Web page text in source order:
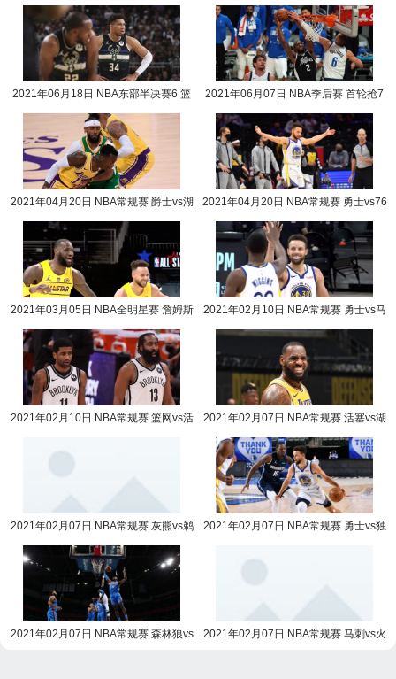
2021年06月18日 NBA东部半决赛6 篮
2021年06月07日 NBA季后赛 首轮抢7
2021年04月20日 NBA常规赛 爵士vs湖
2021年04月20日 NBA常规赛 勇士vs76
2021年03月05日 NBA全明星赛 詹姆斯
2021年02月10日 NBA常规赛 勇士vs马
2021年02月10日 NBA常规赛 篮网vs活
2021年02月07日 NBA常规赛 活塞vs湖
2021年02月07日 NBA常规赛 灰熊vs鹈
2021年02月07日 NBA常规赛 勇士vs独
2021年02月07日 NBA常规赛 森林狼vs
2021年02月07日 NBA常规赛 马刺vs火